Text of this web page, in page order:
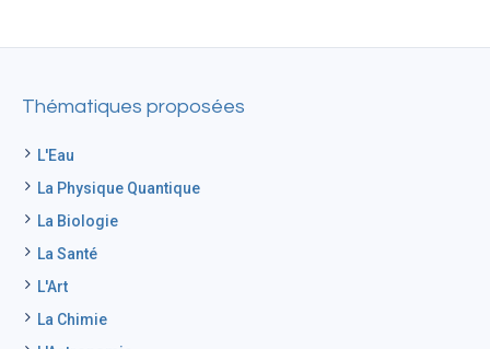
Thématiques proposées
L'Eau
La Physique Quantique
La Biologie
La Santé
L'Art
La Chimie